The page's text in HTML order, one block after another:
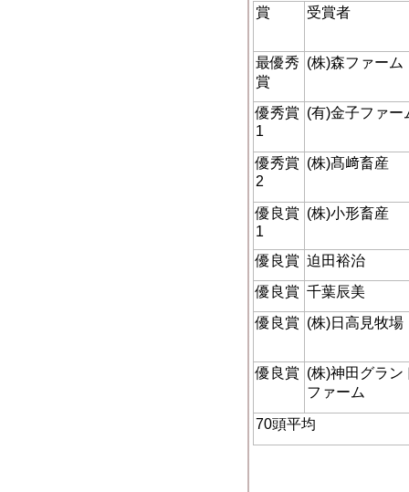
賞 受賞者
最優秀
賞
(株)森ファーム
優秀賞
1
(有)金子ファー
優秀賞
2
(株)髙﨑畜産
優良賞
1
(株)小形畜産
優良賞 迫田裕治
優良賞 千葉辰美
優良賞 (株)日高見牧場
優良賞 (株)神田グラン
ファーム
70頭平均